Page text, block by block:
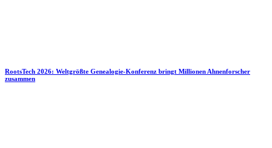
RootsTech 2026: Weltgrößte Genealogie-Konferenz bringt Millionen Ahnenforscher
zusammen